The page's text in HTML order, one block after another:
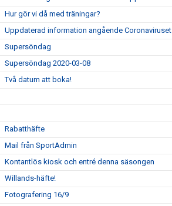
Hur gör vi då med träningar?
Uppdaterad information angående Coronaviruset
Supersöndag
Supersöndag 2020-03-08
Två datum att boka!
Rabatthäfte
Mail från SportAdmin
Kontantlös kiosk och entré denna säsongen
Willands-häfte!
Fotografering 16/9